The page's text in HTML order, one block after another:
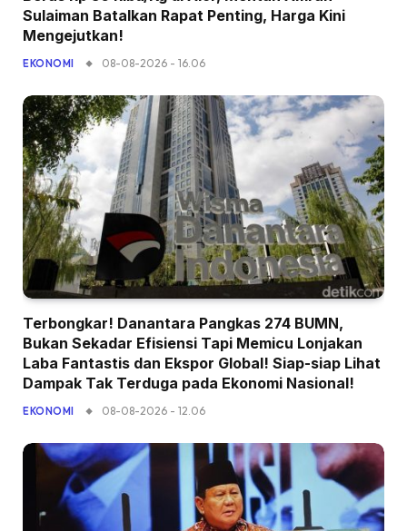
Sulaiman Batalkan Rapat Penting, Harga Kini
Mengejutkan!
EKONOMI 08-08-2026 - 16.06
Terbongkar! Danantara Pangkas 274 BUMN,
Bukan Sekadar Efisiensi Tapi Memicu Lonjakan
Laba Fantastis dan Ekspor Global! Siap-siap Lihat
Dampak Tak Terduga pada Ekonomi Nasional!
EKONOMI 08-08-2026 - 12.06